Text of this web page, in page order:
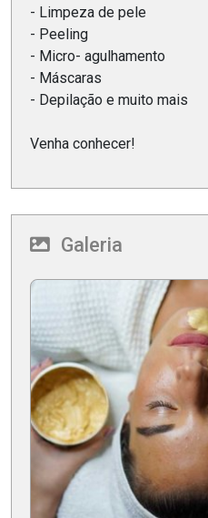
- Limpeza de pele
- Peeling
- Micro- agulhamento
- Máscaras
- Depilação e muito mais
Venha conhecer!
Galeria